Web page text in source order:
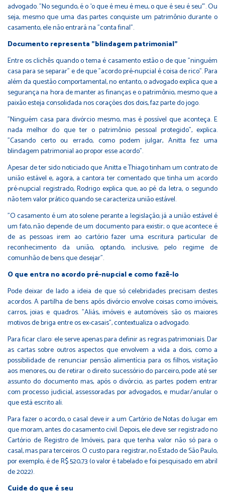
advogado. "No segundo, é o 'o que é meu é meu, o que é seu é seu'". Ou
seja, mesmo que uma das partes conquiste um patrimônio durante o
casamento, ele não entrará na "conta final".
Documento representa "blindagem patrimonial"
Entre os clichês quando o tema é casamento estão o de que "ninguém
casa para se separar" e de que "acordo pré-nupcial é coisa de rico". Para
além da questão comportamental, no entanto, o advogado explica que a
segurança na hora de manter as finanças e o patrimônio, mesmo que a
paixão esteja consolidada nos corações dos dois, faz parte do jogo.
"Ninguém casa para divórcio mesmo, mas é possível que aconteça. E
nada melhor do que ter o patrimônio pessoal protegido", explica.
"Casando certo ou errado, como podem julgar, Anitta fez uma
blindagem patrimonial ao propor esse acordo".
Apesar de ter sido noticiado que Anitta e Thiago tinham um contrato de
união estável e, agora, a cantora ter comentado que tinha um acordo
pré-nupcial registrado, Rodrigo explica que, ao pé da letra, o segundo
não tem valor prático quando se caracteriza união estável.
"O casamento é um ato solene perante a legislação; já a união estável é
um fato, não depende de um documento para existir; o que acontece é
de as pessoas irem ao cartório fazer uma escritura particular de
reconhecimento da união, optando, inclusive, pelo regime de
comunhão de bens que desejar".
O que entra no acordo pré-nupcial e como fazê-lo
Pode deixar de lado a ideia de que só celebridades precisam destes
acordos. A partilha de bens após divórcio envolve coisas como imóveis,
carros, joias e quadros. "Aliás, imóveis e automóveis são os maiores
motivos de briga entre os ex-casais", contextualiza o advogado.
Para ficar claro: ele serve apenas para definir as regras patrimoniais. Dar
as cartas sobre outros aspectos que envolvem a vida a dois, como a
possibilidade de renunciar pensão alimentícia para os filhos, visitação
aos menores, ou de retirar o direito sucessório do parceiro, pode até ser
assunto do documento mas, após o divórcio, as partes podem entrar
com processo judicial, assessoradas por advogados, e mudar/anular o
que está escrito ali.
Para fazer o acordo, o casal deve ir a um Cartório de Notas do lugar em
que moram, antes do casamento civil. Depois, ele deve ser registrado no
Cartório de Registro de Imóveis, para que tenha valor não só para o
casal, mas para terceiros. O custo para registrar, no Estado de São Paulo,
por exemplo, é de R$ 520,73 (o valor é tabelado e foi pesquisado em abril
de 2022).
Cuide do que é seu